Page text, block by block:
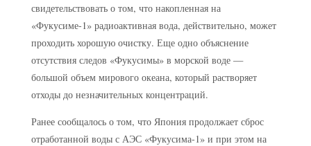
свидетельствовать о том, что накопленная на
«Фукусиме-1» радиоактивная вода, действительно, может
проходить хорошую очистку. Еще одно объяснение
отсутствия следов «Фукусимы» в морской воде —
большой объем мирового океана, который растворяет
отходы до незначительных концентраций.
Ранее сообщалось о том, что Япония продолжает сброс
отработанной воды с АЭС «Фукусима-1» и при этом на